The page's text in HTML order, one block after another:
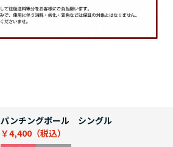
パンチングボール シングル
￥4,400